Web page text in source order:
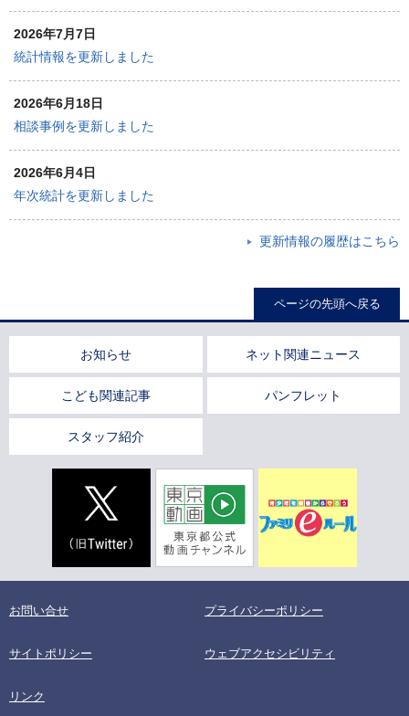
2026年7月7日
統計情報を更新しました
2026年6月18日
相談事例を更新しました
2026年6月4日
年次統計を更新しました
更新情報の履歴はこちら
ページの先頭へ戻る
お知らせ ネット関連ニュース
こども関連記事 パンフレット
スタッフ紹介
お問い合せ プライバシーポリシー
サイトポリシー ウェブアクセシビリティ
リンク